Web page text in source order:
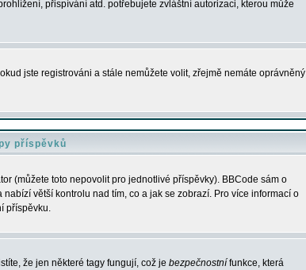
přispívání atd. potřebujete zvláštní autorizaci, kterou může
jste registrováni a stále nemůžete volit, zřejmě nemáte oprávněný
příspěvků
(můžete toto nepovolit pro jednotlivé příspěvky). BBCode sám o
větší kontrolu nad tím, co a jak se zobrazí. Pro více informací o
příspěvku.
že jen některé tagy fungují, což je bezpečnostní funkce, která